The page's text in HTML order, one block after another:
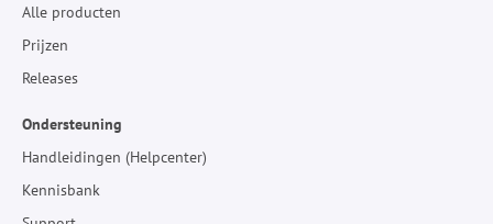
Alle producten
Prijzen
Releases
Ondersteuning
Handleidingen (Helpcenter)
Kennisbank